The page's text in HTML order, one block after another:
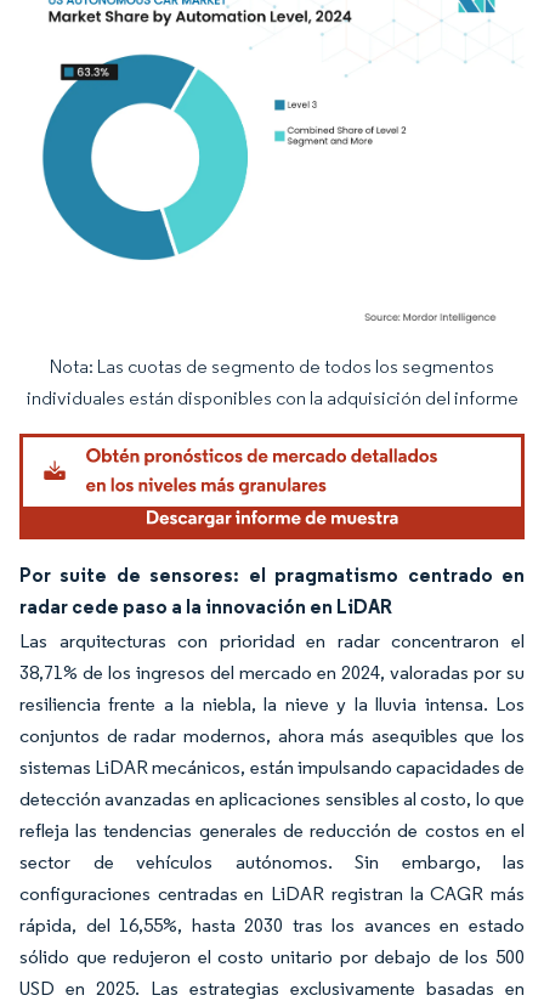
Imagen © Mordor Intelligence. El uso requiere atribución según CC BY 4.0.
Nota: Las cuotas de segmento de todos los segmentos
individuales están disponibles con la adquisición del informe
Por suite de sensores: el pragmatismo centrado en
radar cede paso a la innovación en LiDAR
Las arquitecturas con prioridad en radar concentraron el
38,71% de los ingresos del mercado en 2024, valoradas por su
resiliencia frente a la niebla, la nieve y la lluvia intensa. Los
conjuntos de radar modernos, ahora más asequibles que los
sistemas LiDAR mecánicos, están impulsando capacidades de
detección avanzadas en aplicaciones sensibles al costo, lo que
refleja las tendencias generales de reducción de costos en el
sector de vehículos autónomos. Sin embargo, las
configuraciones centradas en LiDAR registran la CAGR más
rápida, del 16,55%, hasta 2030 tras los avances en estado
sólido que redujeron el costo unitario por debajo de los 500
USD en 2025. Las estrategias exclusivamente basadas en